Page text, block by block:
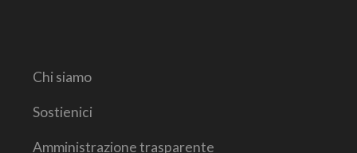
Chi siamo
Sostienici
Amministrazione trasparente